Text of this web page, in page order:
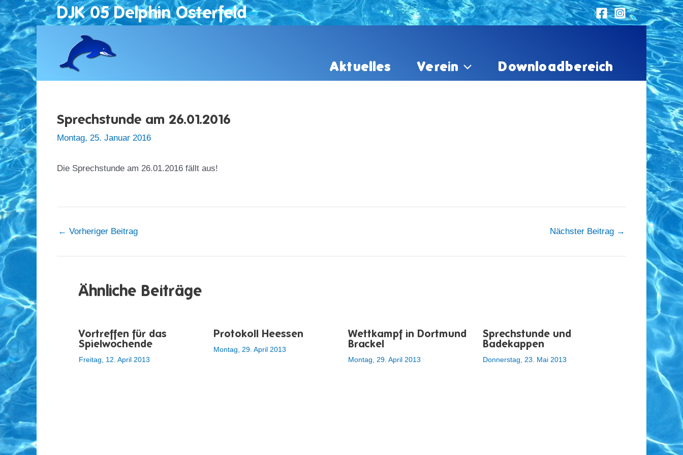
Zum
Inhalt
springen
DJK 05 Delphin Osterfeld
Aktuelles Verein Downloadbereich
Sprechstunde am 26.01.2016
Montag, 25. Januar 2016
Die Sprechstunde am 26.01.2016 fällt aus!
← Vorheriger Beitrag Nächster Beitrag →
Ähnliche Beiträge
Vortreffen für das
Spielwochende
Freitag, 12. April 2013
Protokoll Heessen
Montag, 29. April 2013
Wettkampf in Dortmund
Brackel
Montag, 29. April 2013
Sprechstunde und
Badekappen
Donnerstag, 23. Mai 2013